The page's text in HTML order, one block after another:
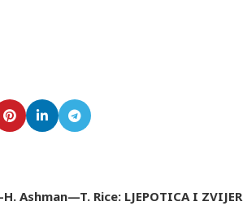
Ashman—T. Rice: LJEPOTICA I ZVIJER